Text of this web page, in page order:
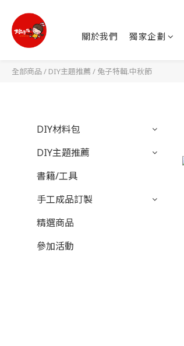
關於我們 獨家企劃
全部商品 / DIY主題推薦 / 兔子特輯.中秋節
DIY材料包
DIY主題推薦
書籍/工具
手工成品訂製
精選商品
參加活動